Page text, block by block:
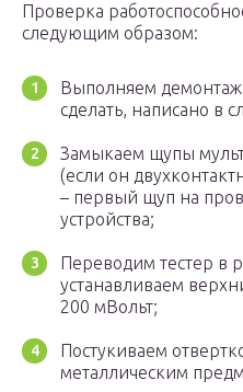
Проверка
следующим образом:
Выполняем демонтаж
сделать, написано в
Замыкаем щупы
(если он
– первый щуп на
устройства;
Переводим тестер в
устанавливаем
200 мВольт;
Постукиваем
металлическим